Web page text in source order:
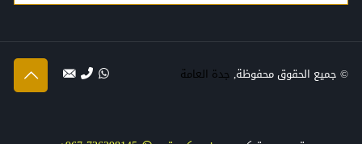
© جميع الحقوق محفوظة, جدة العامة